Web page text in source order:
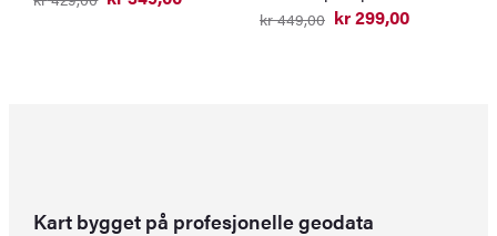
Opprinnelig
Nåværende kr449,00
Opprinnelig
kr299,00
Nåværende
Kart bygget på profesjonelle geodata